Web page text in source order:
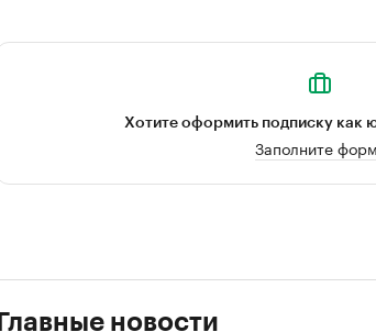
Хотите оформить подписку как
Заполните
Главные новости